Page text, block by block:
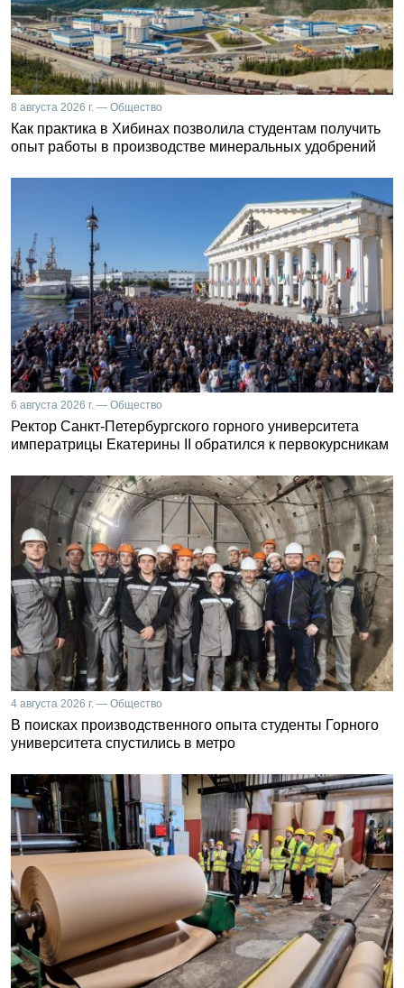
8 августа 2026 г. — Общество
Как практика в Хибинах позволила студентам получить
опыт работы в производстве минеральных удобрений
6 августа 2026 г. — Общество
Ректор Санкт-Петербургского горного университета
императрицы Екатерины II обратился к первокурсникам
4 августа 2026 г. — Общество
В поисках производственного опыта студенты Горного
университета спустились в метро